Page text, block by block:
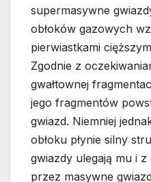
supermasywne
obłoków gazowych
pierwiastkami
Zgodnie z
gwałtownej
jego fragmentów
gwiazd. Niemniej
obłoku płynie silny
gwiazdy ulegają mu i z
przez masywne